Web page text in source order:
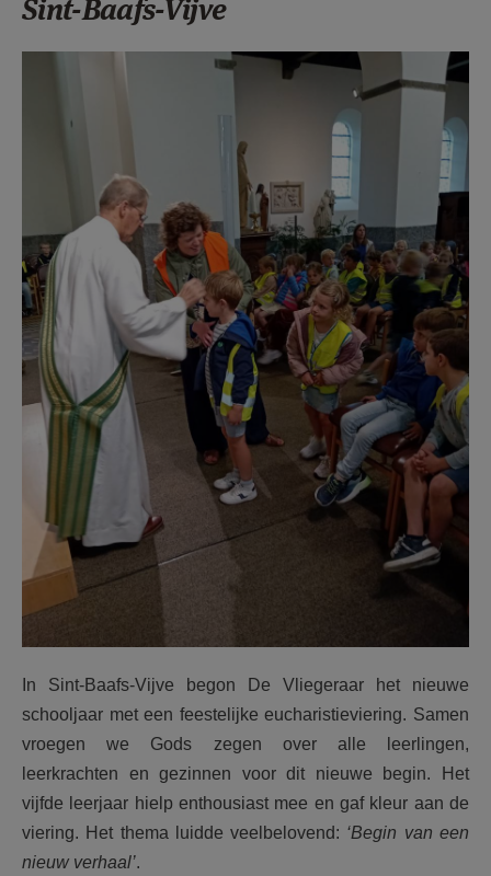
Sint-Baafs-Vijve
In Sint-Baafs-Vijve begon De Vliegeraar het nieuwe
schooljaar met een feestelijke eucharistieviering. Samen
vroegen we Gods zegen over alle leerlingen,
leerkrachten en gezinnen voor dit nieuwe begin. Het
vijfde leerjaar hielp enthousiast mee en gaf kleur aan de
viering. Het thema luidde veelbelovend: ‘Begin van een
nieuw verhaal’.